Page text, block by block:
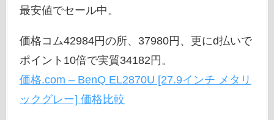
最安値でセール中。
価格コム42984円の所、37980円、更にd払いで
ポイント10倍で実質34182円。
価格.com – BenQ EL2870U [27.9インチ メタリ
ックグレー] 価格比較